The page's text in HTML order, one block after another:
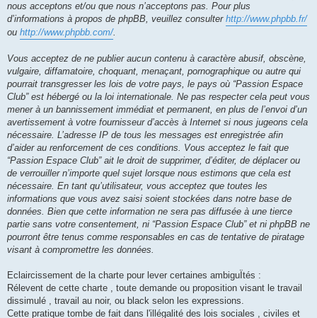
nous acceptons et/ou que nous n’acceptons pas. Pour plus
d’informations à propos de phpBB, veuillez consulter http://www.phpbb.fr/
ou http://www.phpbb.com/.
Vous acceptez de ne publier aucun contenu à caractère abusif, obscène,
vulgaire, diffamatoire, choquant, menaçant, pornographique ou autre qui
pourrait transgresser les lois de votre pays, le pays où “Passion Espace
Club” est hébergé ou la loi internationale. Ne pas respecter cela peut vous
mener à un bannissement immédiat et permanent, en plus de l’envoi d’un
avertissement à votre fournisseur d’accès à Internet si nous jugeons cela
nécessaire. L’adresse IP de tous les messages est enregistrée afin
d’aider au renforcement de ces conditions. Vous acceptez le fait que
“Passion Espace Club” ait le droit de supprimer, d’éditer, de déplacer ou
de verrouiller n’importe quel sujet lorsque nous estimons que cela est
nécessaire. En tant qu’utilisateur, vous acceptez que toutes les
informations que vous avez saisi soient stockées dans notre base de
données. Bien que cette information ne sera pas diffusée à une tierce
partie sans votre consentement, ni “Passion Espace Club” et ni phpBB ne
pourront être tenus comme responsables en cas de tentative de piratage
visant à compromettre les données.
Eclaircissement de la charte pour lever certaines ambiguÏtés :
Rélevent de cette charte , toute demande ou proposition visant le travail
dissimulé , travail au noir, ou black selon les expressions.
Cette pratique tombe de fait dans l'illégalité des lois sociales , civiles et